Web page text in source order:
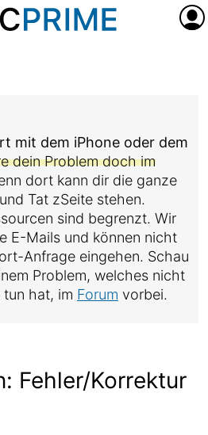
mit dem iPhone oder dem
dein Problem doch im
dort kann dir die ganze
Tat zSeite stehen.
sind begrenzt. Wir
E-Mails und können nicht
Anfrage eingehen. Schau
Problem, welches nicht
hat, im Forum vorbei.
Fehler/Korrektur